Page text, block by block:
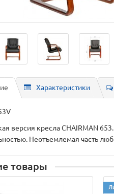
Характеристики
версия кресла CHAIRMAN
Неотъемлемая часть
товары